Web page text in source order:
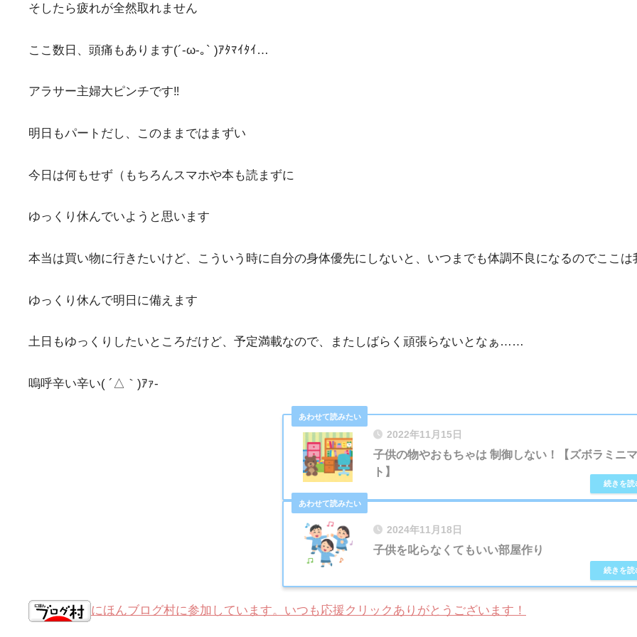
そしたら疲れが全然取れません
ここ数日、頭痛もあります(´-ω-｡` )ｱﾀﾏｲﾀｲ…
アラサー主婦大ピンチです‼️
明日もパートだし、このままではまずい
今日は何もせず（もちろんスマホや本も読まずに
ゆっくり休んでいようと思います
本当は買い物に行きたいけど、こういう時に自分の身体優先にしないと、いつまでも体調不良になるのでここは
ゆっくり休んで明日に備えます
土日もゆっくりしたいところだけど、予定満載なので、またしばらく頑張らないとなぁ……
嗚呼辛い辛い( ´△｀)ｱｧ-
2022年11月15日
子供の物やおもちゃは 制御しない！【ズボラミニ
ト】
2024年11月18日
子供を叱らなくてもいい部屋作り
にほんブログ村に参加しています。いつも応援クリックありがとうございます！